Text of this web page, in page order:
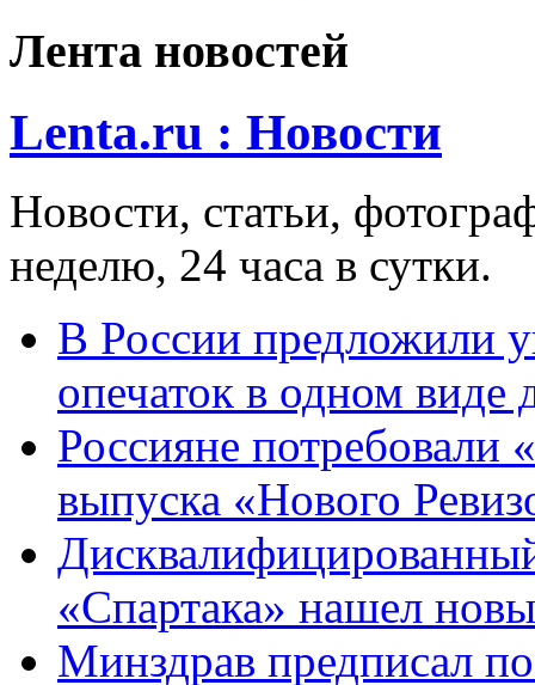
Лента новостей
Lenta.ru : Новости
Новости, статьи,
неделю, 24 часа в сутки.
В России предложили
опечаток в одном виде
Россияне потребовали
выпуска «Нового
«Спартака» нашел
Минздрав предписал